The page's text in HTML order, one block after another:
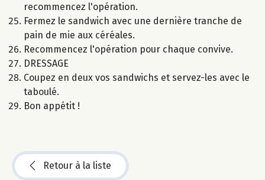
recommencez l'opération.
Fermez le sandwich avec une dernière tranche de
pain de mie aux céréales.
Recommencez l'opération pour chaque convive.
DRESSAGE
Coupez en deux vos sandwichs et servez-les avec le
taboulé.
Bon appétit !
Retour à la liste